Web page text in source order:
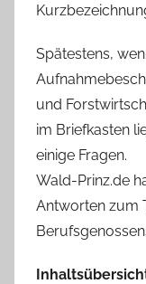
Spätestens,
und
im Briefkasten
einige Fragen.
Wald-Prinz.de
Antworten zum